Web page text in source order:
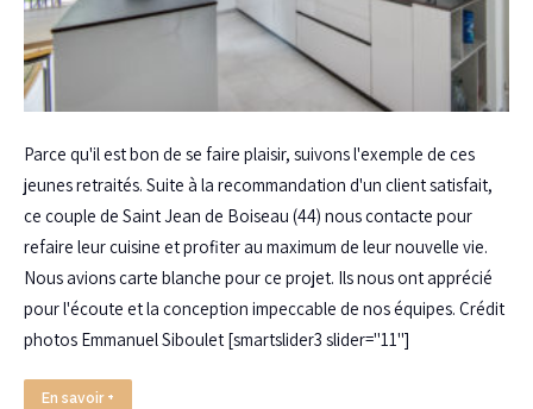
Parce qu'il est bon de se faire plaisir, suivons l'exemple de ces
jeunes retraités. Suite à la recommandation d'un client satisfait,
ce couple de Saint Jean de Boiseau (44) nous contacte pour
refaire leur cuisine et profiter au maximum de leur nouvelle vie.
Nous avions carte blanche pour ce projet. Ils nous ont apprécié
pour l'écoute et la conception impeccable de nos équipes. Crédit
photos Emmanuel Siboulet [smartslider3 slider="11"]
En savoir +